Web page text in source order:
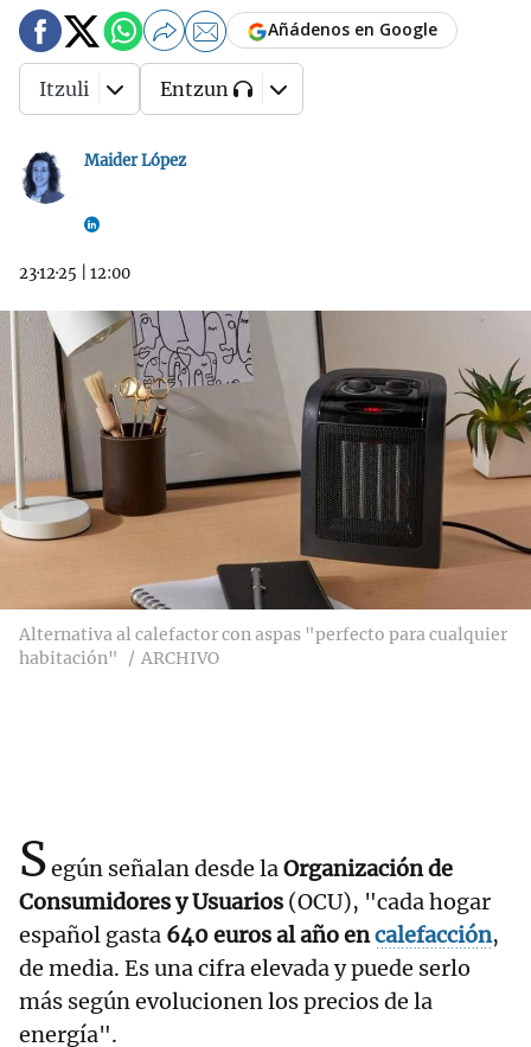
Maider López
23·12·25 12:00
Añádenos en Google
Itzuli Entzun
Alternativa al calefactor con aspas "perfecto para cualquier
habitación"
ARCHIVO
Según señalan desde laOrganización de
Consumidores y Usuarios (OCU), "cada hogar
español gasta 640 euros al año encalefacción,
de media. Es una cifra elevada y puede serlo
más según evolucionen los precios de la
energía".